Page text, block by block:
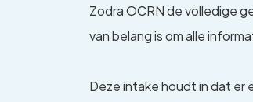
Zodra OCRN de volledige
van belang is om alle
Deze intake houdt in dat